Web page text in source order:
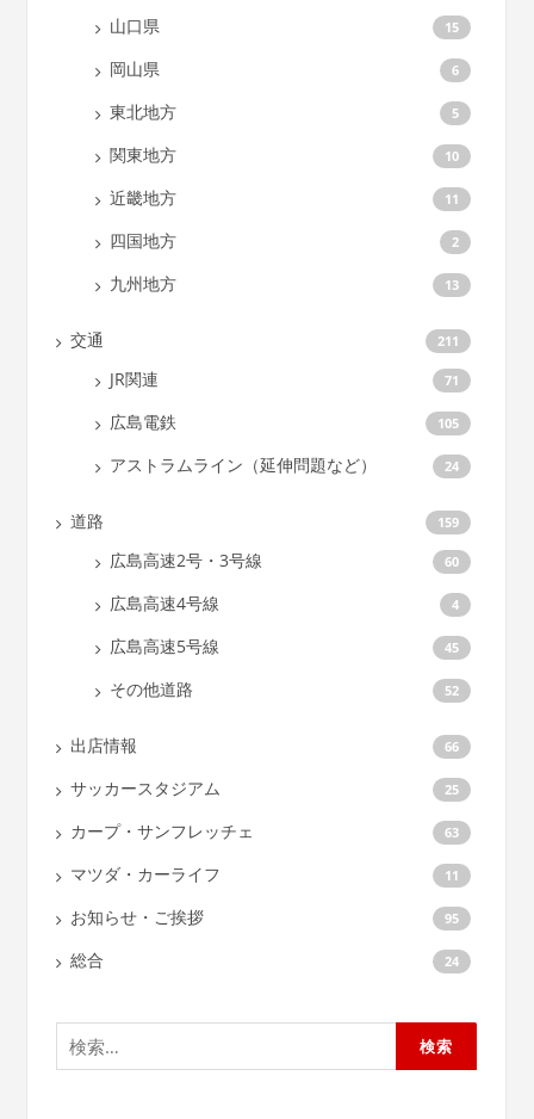
山口県 15
岡山県 6
東北地方 5
関東地方 10
近畿地方 11
四国地方 2
九州地方 13
交通 211
JR関連 71
広島電鉄 105
アストラムライン（延伸問題など） 24
道路 159
広島高速2号・3号線 60
広島高速4号線 4
広島高速5号線 45
その他道路 52
出店情報 66
サッカースタジアム 25
カープ・サンフレッチェ 63
マツダ・カーライフ 11
お知らせ・ご挨拶 95
総合 24
検
索: